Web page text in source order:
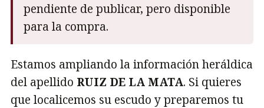
pendiente de publicar, pero disponible
para la compra.
Estamos ampliando la información heráldica
del apellido RUIZ DE LA MATA. Si quieres
que localicemos su escudo y preparemos tu